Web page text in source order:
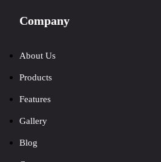
Company
About Us
Products
Features
Gallery
Blog